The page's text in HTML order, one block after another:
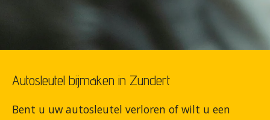
Autosleutel bijmaken in Zundert
Bent u uw autosleutel verloren of wilt u een